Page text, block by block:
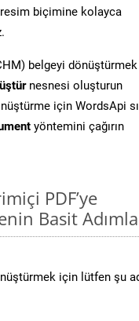
biçimine kolayca
belgeyi
nesnesi oluşturun
için WordsApi
yöntemini çağırın
PDF’ye
Basit
için lütfen şu